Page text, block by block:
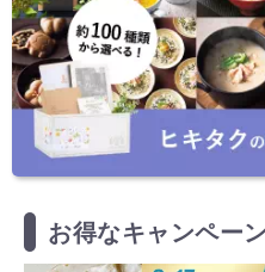
お得なキャンペーン